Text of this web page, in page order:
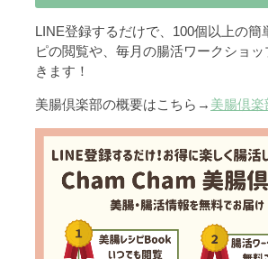
LINE登録するだけで、100個以上の簡
ピの閲覧や、毎月の腸活ワークショ
きます！
美腸倶楽部の概要はこちら→ 美腸倶楽